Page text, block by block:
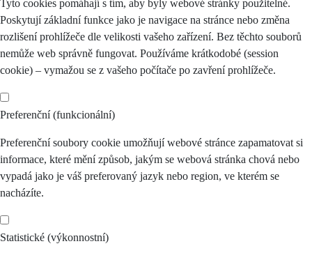
Tyto cookies pomáhají s tím, aby byly webové stránky použitelné.
Poskytují základní funkce jako je navigace na stránce nebo změna
rozlišení prohlížeče dle velikosti vašeho zařízení. Bez těchto souborů
nemůže web správně fungovat. Používáme krátkodobé (session
cookie) – vymažou se z vašeho počítače po zavření prohlížeče.
Preferenční (funkcionální)
Preferenční soubory cookie umožňují webové stránce zapamatovat si
informace, které mění způsob, jakým se webová stránka chová nebo
vypadá jako je váš preferovaný jazyk nebo region, ve kterém se
nacházíte.
Statistické (výkonnostní)